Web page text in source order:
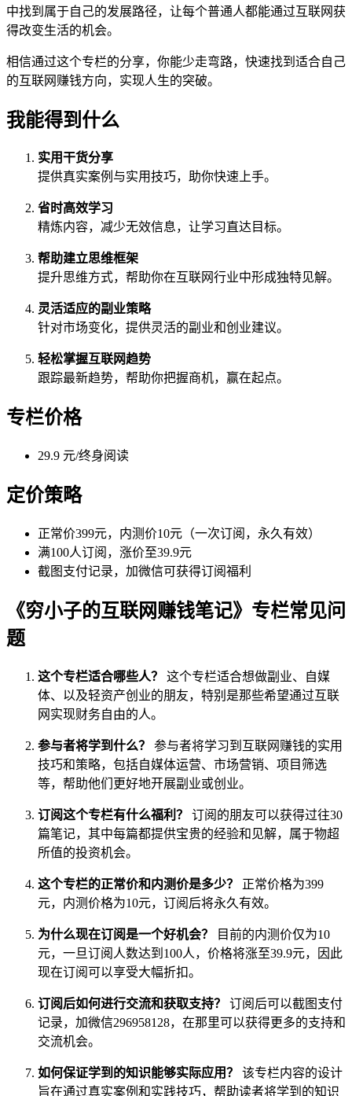
中找到属于自己的发展路径，让每个普通人都能通过互联网获
得改变生活的机会。
相信通过这个专栏的分享，你能少走弯路，快速找到适合自己
的互联网赚钱方向，实现人生的突破。
我能得到什么
实用干货分享
提供真实案例与实用技巧，助你快速上手。
省时高效学习
精炼内容，减少无效信息，让学习直达目标。
帮助建立思维框架
提升思维方式，帮助你在互联网行业中形成独特见解。
灵活适应的副业策略
针对市场变化，提供灵活的副业和创业建议。
轻松掌握互联网趋势
跟踪最新趋势，帮助你把握商机，赢在起点。
专栏价格
29.9 元/终身阅读
定价策略
正常价399元，内测价10元（一次订阅，永久有效）
满100人订阅，涨价至39.9元
截图支付记录，加微信可获得订阅福利
《穷小子的互联网赚钱笔记》专栏常见问
题
这个专栏适合哪些人？
这个专栏适合想做副业、自媒
体、以及轻资产创业的朋友，特别是那些希望通过互联
网实现财务自由的人。
参与者将学到什么？
参与者将学习到互联网赚钱的实用
技巧和策略，包括自媒体运营、市场营销、项目筛选
等，帮助他们更好地开展副业或创业。
订阅这个专栏有什么福利？
订阅的朋友可以获得过往30
篇笔记，其中每篇都提供宝贵的经验和见解，属于物超
所值的投资机会。
这个专栏的正常价和内测价是多少？
正常价格为399
元，内测价格为10元，订阅后将永久有效。
为什么现在订阅是一个好机会？
目前的内测价仅为10
元，一旦订阅人数达到100人，价格将涨至39.9元，因此
现在订阅可以享受大幅折扣。
订阅后如何进行交流和获取支持？
订阅后可以截图支付
记录，加微信296958128，在那里可以获得更多的支持和
交流机会。
如何保证学到的知识能够实际应用？
该专栏内容的设计
旨在通过真实案例和实践技巧，帮助读者将学到的知识